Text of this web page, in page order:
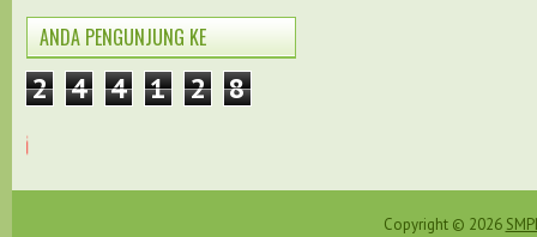
ANDA PENGUNJUNG KE
2 4 4 1 2 8
Copyright © 2026